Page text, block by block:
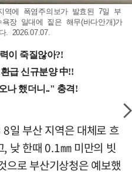
역에 폭염주의보가 발효된 7일 부
장 일대에 짙은 해무(바다안개)가
. 2026.07.07.
일 부산 지역은 대체로 흐
, 낮 한때 0.1㎜ 미만의 빗
으로 부산기상청은 예보했